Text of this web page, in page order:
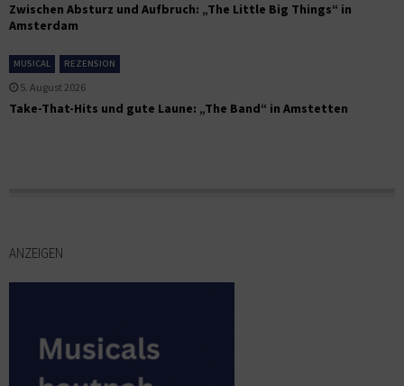
Zwischen Absturz und Aufbruch: „The Little Big Things“ in
Amsterdam
MUSICAL REZENSION
5. August 2026
Take-That-Hits und gute Laune: „The Band“ in Amstetten
ANZEIGEN